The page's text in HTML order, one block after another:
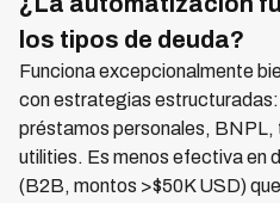
los tipos de deuda?
Funciona excepcionalmente
con estrategias
préstamos personales, BNPL,
utilities. Es menos efectiva en
(B2B, montos >$50K USD)